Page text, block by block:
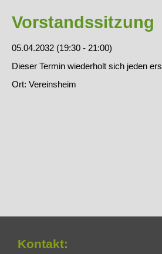
Vorstandssitzung
05.04.2032 (19:30 - 21:00)
Dieser Termin wiederholt sich jeden
Ort: Vereinsheim
Kontakt: